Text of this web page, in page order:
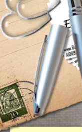
Diese Website
darüber, wie Sie die